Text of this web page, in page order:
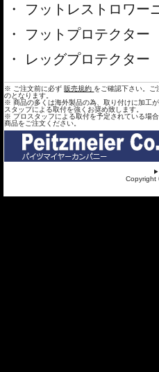
フットレストロワー
フットプロテクター
レッグプロテクター
※ ご注文前に必ず 販売規約 をご確認下さい。ご
のとなります。
※ 商品の多くは海外製品の為、取り付けに加工
スタップによる取付を強くお奨め致します。
※ プロスタッフによる取付を予定されている場
商品をご注文ください。
Copyright